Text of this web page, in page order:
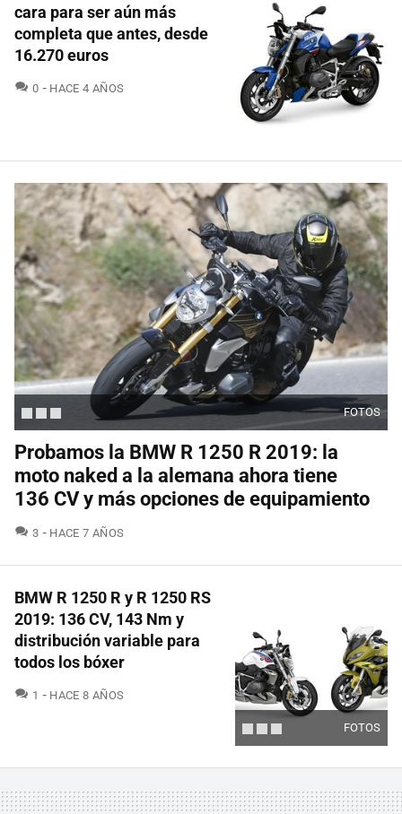
cara para ser aún más
completa que antes, desde
16.270 euros
0 COMENTARIOS
HACE 4 AÑOS
FOTOS
Probamos la BMW R 1250 R 2019: la
moto naked a la alemana ahora tiene
136 CV y más opciones de equipamiento
3 COMENTARIOS
HACE 7 AÑOS
FOTOS
BMW R 1250 R y R 1250 RS
2019: 136 CV, 143 Nm y
distribución variable para
todos los bóxer
1 COMENTARIOS
HACE 8 AÑOS